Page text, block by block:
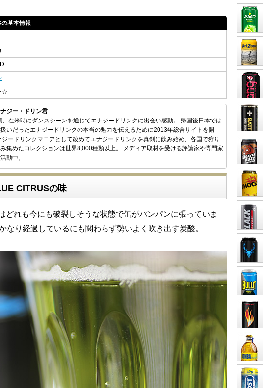
基本情報
ジー・ドリン君
、在米時にダンスシーンを通じてエナジードリンクに出会い感動。 帰国後日本では
いだったエナジードリンクの本当の魅力を伝えるために2013年総合サイトを開
ジードリンクマニアとして改めてエナジードリンクを真剣に飲み始め、各国で狩り
集めたコレクションは世界8,000種類以上。 メディア取材を受ける評論家や専門家
動中。
CITRUSの味
どれも今にも破裂しそうな状態で缶がパンパンに張っていま
なり経過しているにも関わらず勢いよく吹き出す炭酸。